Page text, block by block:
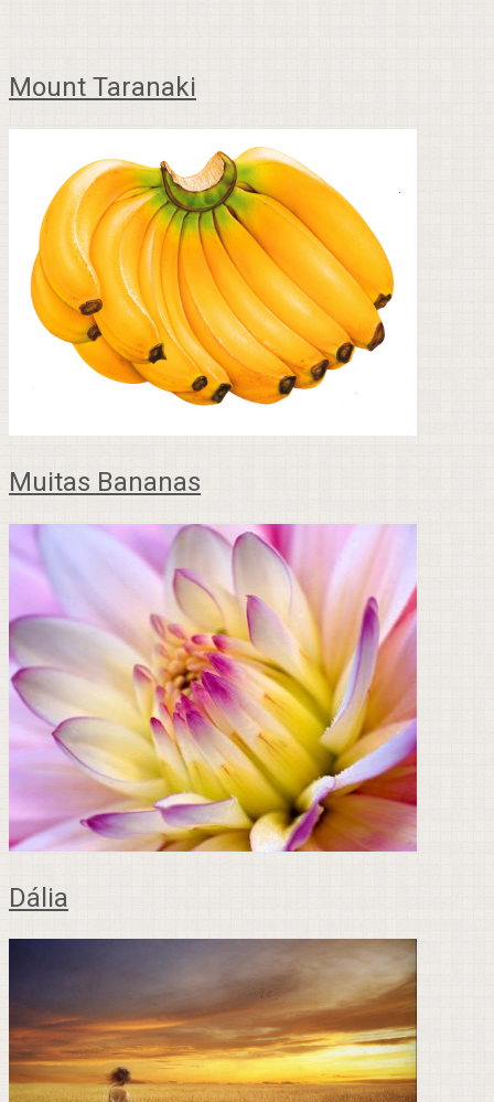
Mount Taranaki
Muitas Bananas
Dália